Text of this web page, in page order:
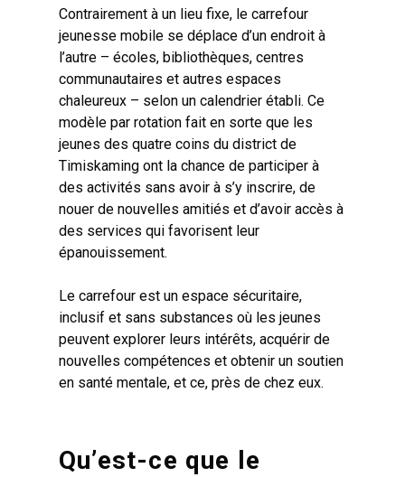
Contrairement à un lieu fixe, le carrefour
jeunesse mobile se déplace d’un endroit à
l’autre – écoles, bibliothèques, centres
communautaires et autres espaces
chaleureux – selon un calendrier établi. Ce
modèle par rotation fait en sorte que les
jeunes des quatre coins du district de
Timiskaming ont la chance de participer à
des activités sans avoir à s’y inscrire, de
nouer de nouvelles amitiés et d’avoir accès à
des services qui favorisent leur
épanouissement.
Le carrefour est un espace sécuritaire,
inclusif et sans substances où les jeunes
peuvent explorer leurs intérêts, acquérir de
nouvelles compétences et obtenir un soutien
en santé mentale, et ce, près de chez eux.
Qu’est-ce que le